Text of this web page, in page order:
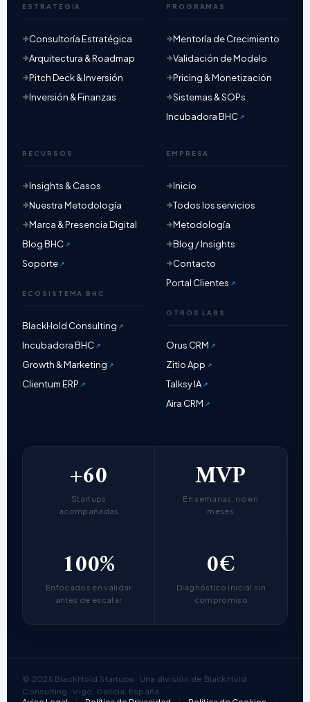
ESTRATEGIA
Consultoría Estratégica
Arquitectura & Roadmap
Pitch Deck & Inversión
Inversión & Finanzas
PROGRAMAS
Mentoría de Crecimiento
Validación de Modelo
Pricing & Monetización
Sistemas & SOPs
Incubadora BHC
RECURSOS
Insights & Casos
Nuestra Metodología
Marca & Presencia Digital
Blog BHC
Soporte
ECOSISTEMA BHC
BlackHold Consulting
Incubadora BHC
Growth & Marketing
Clientum ERP
EMPRESA
Inicio
Todos los servicios
Metodología
Blog / Insights
Contacto
Portal Clientes
OTROS LABS
Orus CRM
Zitio App
Talksy IA
Aira CRM
+60
Startups
acompañadas
MVP
En semanas, no en
meses
100%
Enfocados en validar
antes de escalar
0€
Diagnóstico inicial sin
compromiso
© 2025 BlackHold Startups · Una división de BlackHold
Consulting · Vigo, Galicia, España